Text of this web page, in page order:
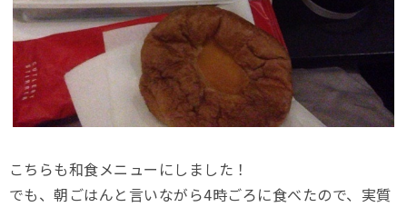
こちらも和食メニューにしました！
でも、朝ごはんと言いながら4時ごろに食べたので、実質